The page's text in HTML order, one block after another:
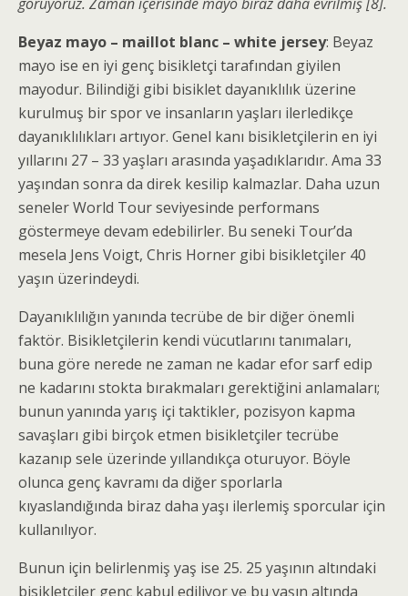
görüyoruz. Zaman içerisinde mayo biraz daha evrilmiş [8].
Beyaz mayo – maillot blanc – white jersey: Beyaz
mayo ise en iyi genç bisikletçi tarafından giyilen
mayodur. Bilindiği gibi bisiklet dayanıklılık üzerine
kurulmuş bir spor ve insanların yaşları ilerledikçe
dayanıklılıkları artıyor. Genel kanı bisikletçilerin en iyi
yıllarını 27 – 33 yaşları arasında yaşadıklarıdır. Ama 33
yaşından sonra da direk kesilip kalmazlar. Daha uzun
seneler World Tour seviyesinde performans
göstermeye devam edebilirler. Bu seneki Tour’da
mesela Jens Voigt, Chris Horner gibi bisikletçiler 40
yaşın üzerindeydi.
Dayanıklılığın yanında tecrübe de bir diğer önemli
faktör. Bisikletçilerin kendi vücutlarını tanımaları,
buna göre nerede ne zaman ne kadar efor sarf edip
ne kadarını stokta bırakmaları gerektiğini anlamaları;
bunun yanında yarış içi taktikler, pozisyon kapma
savaşları gibi birçok etmen bisikletçiler tecrübe
kazanıp sele üzerinde yıllandıkça oturuyor. Böyle
olunca genç kavramı da diğer sporlarla
kıyaslandığında biraz daha yaşı ilerlemiş sporcular için
kullanılıyor.
Bunun için belirlenmiş yaş ise 25. 25 yaşının altındaki
bisikletçiler genç kabul ediliyor ve bu yaşın altında